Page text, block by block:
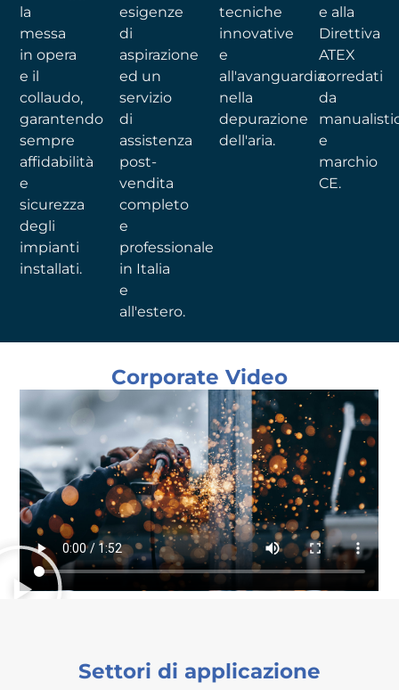
la
messa
in opera
e il
collaudo,
garantendo
sempre
affidabilità
e
sicurezza
degli
impianti
installati.
esigenze
di
aspirazione
ed un
servizio
di
assistenza
post-
vendita
completo
e
professionale
in Italia
e
all'estero.
tecniche
innovative
e
all'avanguardia
nella
depurazione
dell'aria.
e alla
Direttiva
ATEX
corredati
da
e
marchio
CE.
Corporate Video
Settori di applicazione